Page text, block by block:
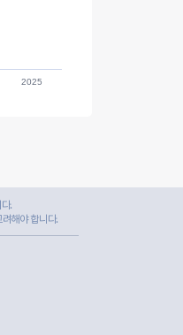
2025
.
해야 합니다.